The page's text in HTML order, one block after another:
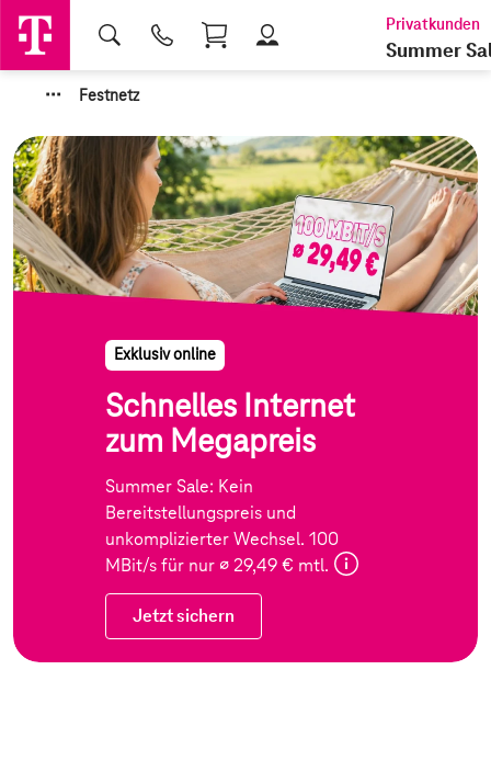
Shopping Cart
Summer
··· Festnetz
Exklusiv online
Schnelles Internet
zum Megapreis
Summer Sale: Kein
Bereitstellungspreis und
unkomplizierter Wechsel. 100
MBit/s für nur ∅ 29,49 € mtl.
Jetzt sichern